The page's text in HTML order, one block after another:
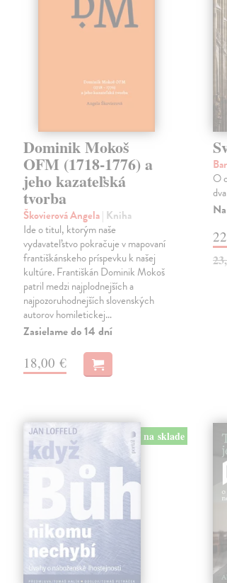
Dominik Mokoš
OFM (1718-1776) a
jeho kazateľská
tvorba
Škovierová Angela| Kniha
Ide o titul, ktorým naše
vydavateľstvo pokračuje v mapovaní
františkánskeho príspevku k našej
kultúre. Františkán Dominik Mokoš
patril medzi najplodnejších a
najpozoruhodnejších slovenských
autorov homiletickej…
Zasielame do 14 dní
18,00 €
O
na sklade